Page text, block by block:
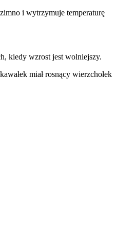
i wytrzymuje temperaturę
kiedy wzrost jest wolniejszy.
miał rosnący wierzchołek